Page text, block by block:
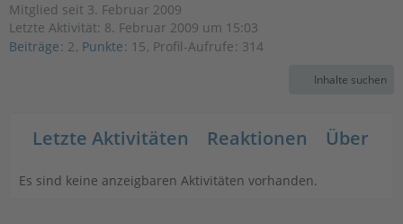
Mitglied seit 3. Februar 2009
Letzte Aktivität: 8. Februar 2009 um 15:03
Beiträge 2 Punkte 15 Profil-Aufrufe 314
Inhalte suchen
Letzte Aktivitäten Reaktionen Über
Es sind keine anzeigbaren Aktivitäten vorhanden.